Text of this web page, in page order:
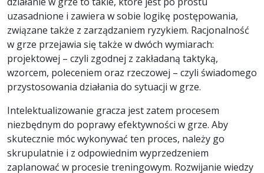
uzasadnione i zawiera w sobie logikę postępowania,
związane także z zarządzaniem ryzykiem. Racjonalność
w grze przejawia się także w dwóch wymiarach:
projektowej – czyli zgodnej z zakładaną taktyką,
wzorcem, poleceniem oraz rzeczowej – czyli świadomego
przystosowania działania do sytuacji w grze.
Intelektualizowanie gracza jest zatem procesem
niezbędnym do poprawy efektywności w grze. Aby
skutecznie móc wykonywać ten proces, należy go
skrupulatnie i z odpowiednim wyprzedzeniem
zaplanować w procesie treningowym. Rozwijanie wiedzy